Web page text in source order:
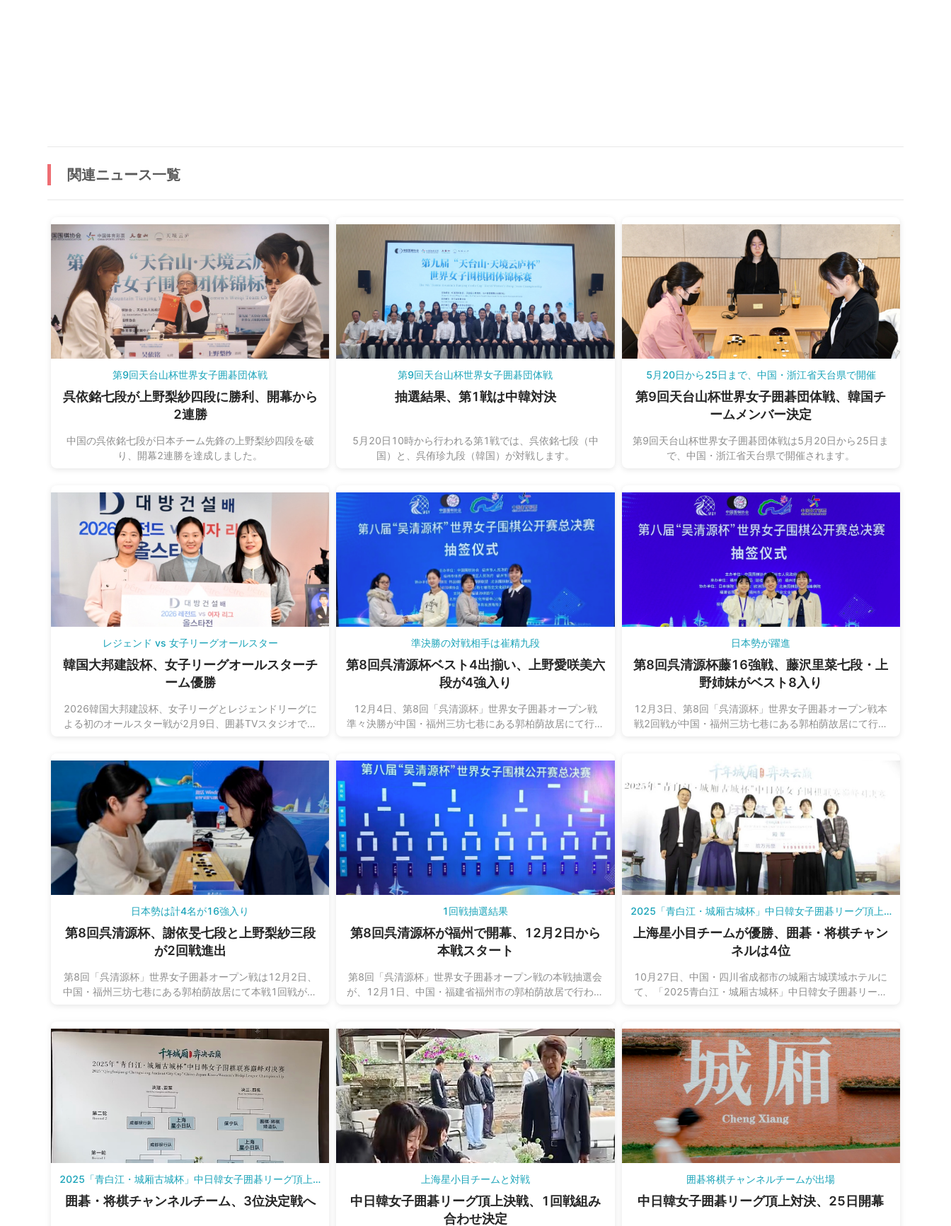
関連ニュース一覧
第9回天台山杯世界女子囲碁団体戦
呉依銘七段が上野梨紗四段に勝利、開幕から
2連勝
中国の呉依銘七段が日本チーム先鋒の上野梨紗四段を破
り、開幕2連勝を達成しました。
第9回天台山杯世界女子囲碁団体戦
抽選結果、第1戦は中韓対決
5月20日10時から行われる第1戦では、呉依銘七段（中
国）と、呉侑珍九段（韓国）が対戦します。
5月20日から25日まで、中国・浙江省天台県で開催
第9回天台山杯世界女子囲碁団体戦、韓国チ
ームメンバー決定
第9回天台山杯世界女子囲碁団体戦は5月20日から25日ま
で、中国・浙江省天台県で開催されます。
レジェンド vs 女子リーグオールスター
韓国大邦建設杯、女子リーグオールスターチ
ーム優勝
2026韓国大邦建設杯、女子リーグとレジェンドリーグに
よる初のオールスター戦が2月9日、囲碁TVスタジオで開
ました。
準決勝の対戦相手は崔精九段
第8回呉清源杯ベスト4出揃い、上野愛咲美六
段が4強入り
12月4日、第8回「呉清源杯」世界女子囲碁オープン戦
準々決勝が中国・福州三坊七巷にある郭柏荫故居にて行わ
日本勢が躍進
第8回呉清源杯藤16強戦、藤沢里菜七段・上
野姉妹がベスト8入り
12月3日、第8回「呉清源杯」世界女子囲碁オープン戦本
戦2回戦が中国・福州三坊七巷にある郭柏荫故居にて行わ
ト8進出を果たしました。
日本勢は計4名が16強入り
第8回呉清源杯、謝依旻七段と上野梨紗三段
が2回戦進出
第8回「呉清源杯」世界女子囲碁オープン戦は12月2日、
中国・福州三坊七巷にある郭柏荫故居にて本戦1回戦が行
めています。
1回戦抽選結果
第8回呉清源杯が福州で開幕、12月2日から
本戦スタート
第8回「呉清源杯」世界女子囲碁オープン戦の本戦抽選会
が、12月1日、中国・福建省福州市の郭柏荫故居で行われ
2025「青白江・城厢古城杯」中日韓女子囲碁リーグ頂上決戦
上海星小目チームが優勝、囲碁・将棋チャン
ネルは4位
10月27日、中国・四川省成都市の城厢古城璞域ホテルに
て、「2025青白江・城厢古城杯」中日韓女子囲碁リーグ
たしました。
2025「青白江・城厢古城杯」中日韓女子囲碁リーグ頂上決戦
囲碁・将棋チャンネルチーム、3位決定戦へ
上海星小目チームと対戦
中日韓女子囲碁リーグ頂上決戦、1回戦組み
合わせ決定
囲碁将棋チャンネルチームが出場
中日韓女子囲碁リーグ頂上対決、25日開幕